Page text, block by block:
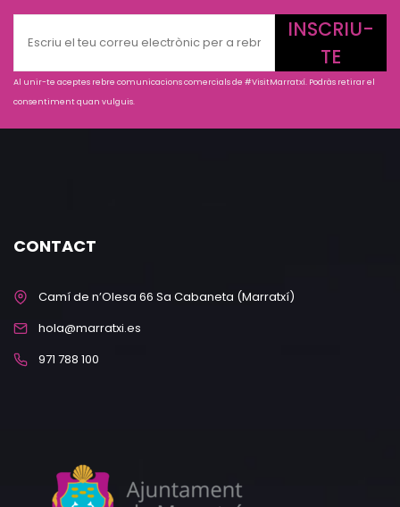
INSCRIU-
TE
Al unir-te aceptes rebre comunicacions comercials de #VisitMarratxí. Podràs retirar el
consentiment quan vulguis.
CONTACT
Camí de n’Olesa 66 Sa Cabaneta (Marratxí)
hola@marratxi.es
971 788 100